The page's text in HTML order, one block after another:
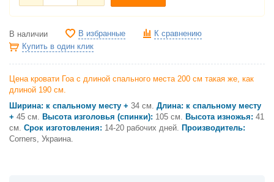
В наличии В избранные
К сравнению
Купить в один клик
Цена кровати Гоа с длиной спального места 200 см такая же, как
длиной 190 см.
Ширина: к спальному месту + 34 см.
Длина: к спальному месту
+ 45 см. Высота изголовья (спинки): 105 см. Высота изножья: 41
см.
Срок изготовления: 14-20 рабочих дней.
Производитель:
Corners, Украина.